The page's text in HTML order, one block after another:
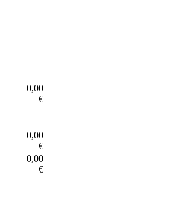
0,00
€
0,00
€
0,00
€